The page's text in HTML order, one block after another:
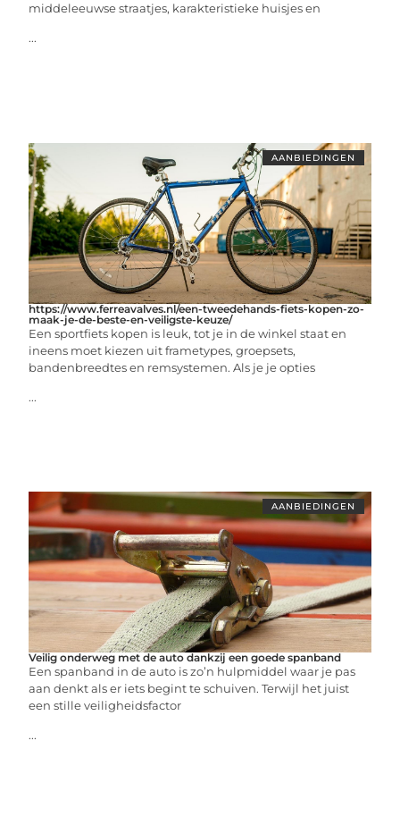
middeleeuwse straatjes, karakteristieke huisjes en
...
AANBIEDINGEN
https://www.ferreavalves.nl/een-tweedehands-fiets-kopen-zo-
maak-je-de-beste-en-veiligste-keuze/
Een sportfiets kopen is leuk, tot je in de winkel staat en
ineens moet kiezen uit frametypes, groepsets,
bandenbreedtes en remsystemen. Als je je opties
...
AANBIEDINGEN
Veilig onderweg met de auto dankzij een goede spanband
Een spanband in de auto is zo’n hulpmiddel waar je pas
aan denkt als er iets begint te schuiven. Terwijl het juist
een stille veiligheidsfactor
...